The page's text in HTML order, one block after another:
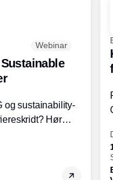
Webinar
og sustainability-
Hør
- så du
bundlinje.